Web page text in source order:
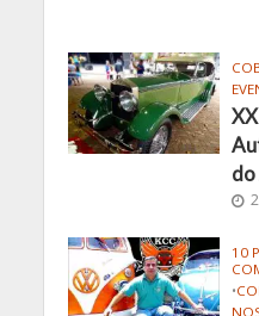
do
10
•